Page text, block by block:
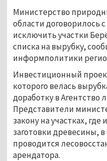
Министерство
области договорилось
исключить участки
списка на вырубку,
информполитики
Инвестиционный
которого велась
доработку в Агентство
Представители
закону на участках,
заготовки древесины,
проводится
арендатора.